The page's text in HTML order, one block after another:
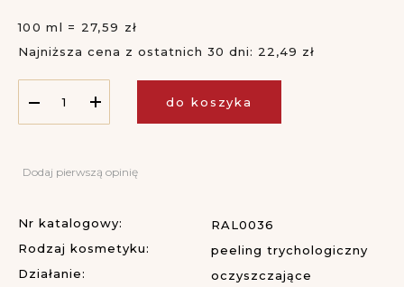
100 ml = 27,59 zł
Najniższa cena z ostatnich 30 dni: 22,49 zł
do koszyka
Dodaj pierwszą opinię
Nr katalogowy:
RAL0036
Rodzaj kosmetyku:
peeling trychologiczny
Działanie:
oczyszczające